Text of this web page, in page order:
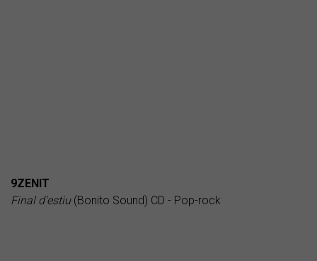
9ZENIT
Final d'estiu(Bonito Sound) CD - Pop-rock